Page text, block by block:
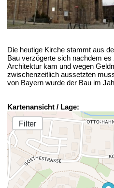
Die heutige Kirche stammt aus
Bau verzögerte sich nachdem
Architektur kam und wegen
zwischenzeitlich aussetzten
von Bayern wurde der Bau im
Kartenansicht / Lage:
Filter